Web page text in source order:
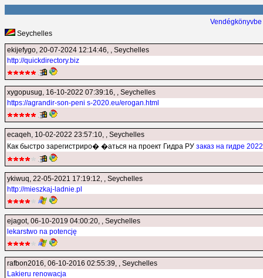
Seychelles
ekijefygo, 20-07-2024 12:14:46, , Seychelles
http://quickdirectory.biz
xygopusug, 16-10-2022 07:39:16, , Seychelles
https://agrandir-son-peni s-2020.eu/erogan.html
ecaqeh, 10-02-2022 23:57:10, , Seychelles
Как быстро зарегистриро� �аться на проект Гидра РУ заказ на гидре 2022
ykiwuq, 22-05-2021 17:19:12, , Seychelles
http://mieszkaj-ladnie.pl
ejagot, 06-10-2019 04:00:20, , Seychelles
lekarstwo na potencję
rafbon2016, 06-10-2016 02:55:39, , Seychelles
Lakieru renowacja